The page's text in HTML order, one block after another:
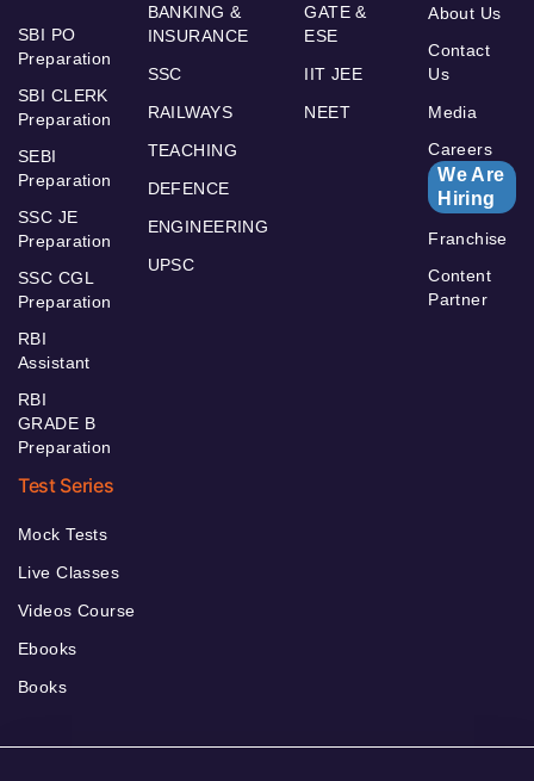
SBI PO
Preparation
SBI CLERK
Preparation
SEBI
Preparation
SSC JE
Preparation
SSC CGL
Preparation
RBI
Assistant
RBI
GRADE B
Preparation
BANKING &
INSURANCE
SSC
RAILWAYS
TEACHING
DEFENCE
ENGINEERING
UPSC
GATE &
ESE
IIT JEE
NEET
About Us
Contact
Us
Media
Careers
We Are
Hiring
Franchise
Content
Partner
Test Series
Mock Tests
Live Classes
Videos Course
Ebooks
Books